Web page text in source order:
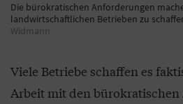
Die bürokratischen Anforderungen
landwirtschaftlichen Betrieben zu
Widmann
Viele Betriebe schaffen es
Arbeit mit den